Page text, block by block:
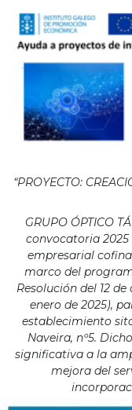
“PROYECTO:
GRUPO ÓPTICO
convocatoria
empresarial
marco del
Resolución del 12
enero de 2025),
establecimiento
Naveira, nº5.
significativa a la
mejora del